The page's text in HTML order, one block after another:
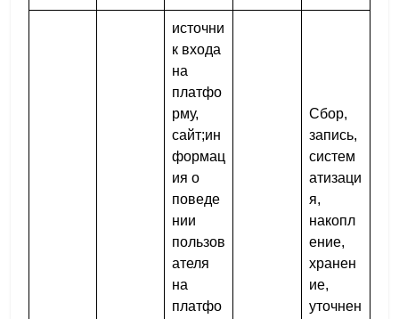
источни
к входа
на
платфо
рму,
сайт;ин
формац
ия о
поведе
нии
пользов
ателя
на
платфо
Сбор,
запись,
систем
атизаци
я,
накопл
ение,
хранен
ие,
уточнен